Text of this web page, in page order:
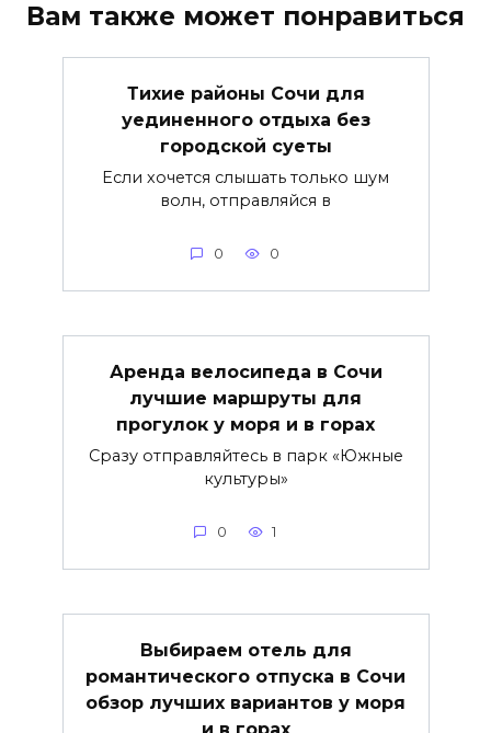
Вам также может понравиться
Тихие районы Сочи для
уединенного отдыха без
городской суеты
Если хочется слышать только шум
волн, отправляйся в
0 0
Аренда велосипеда в Сочи
лучшие маршруты для
прогулок у моря и в горах
Сразу отправляйтесь в парк «Южные
культуры»
0 1
Выбираем отель для
романтического отпуска в Сочи
обзор лучших вариантов у моря
и в горах